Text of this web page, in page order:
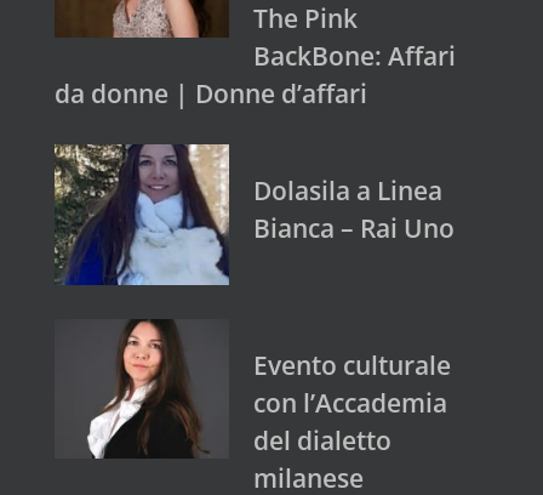
The Pink
BackBone: Affari
da donne | Donne d’affari
Dolasila a Linea
Bianca – Rai Uno
Evento culturale
con l’Accademia
del dialetto
milanese